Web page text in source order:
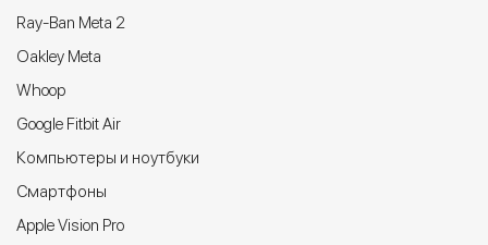
Ray-Ban Meta 2
Oakley Meta
Whoop
Google Fitbit Air
Компьютеры и ноутбуки
Cмартфоны
Apple Vision Pro